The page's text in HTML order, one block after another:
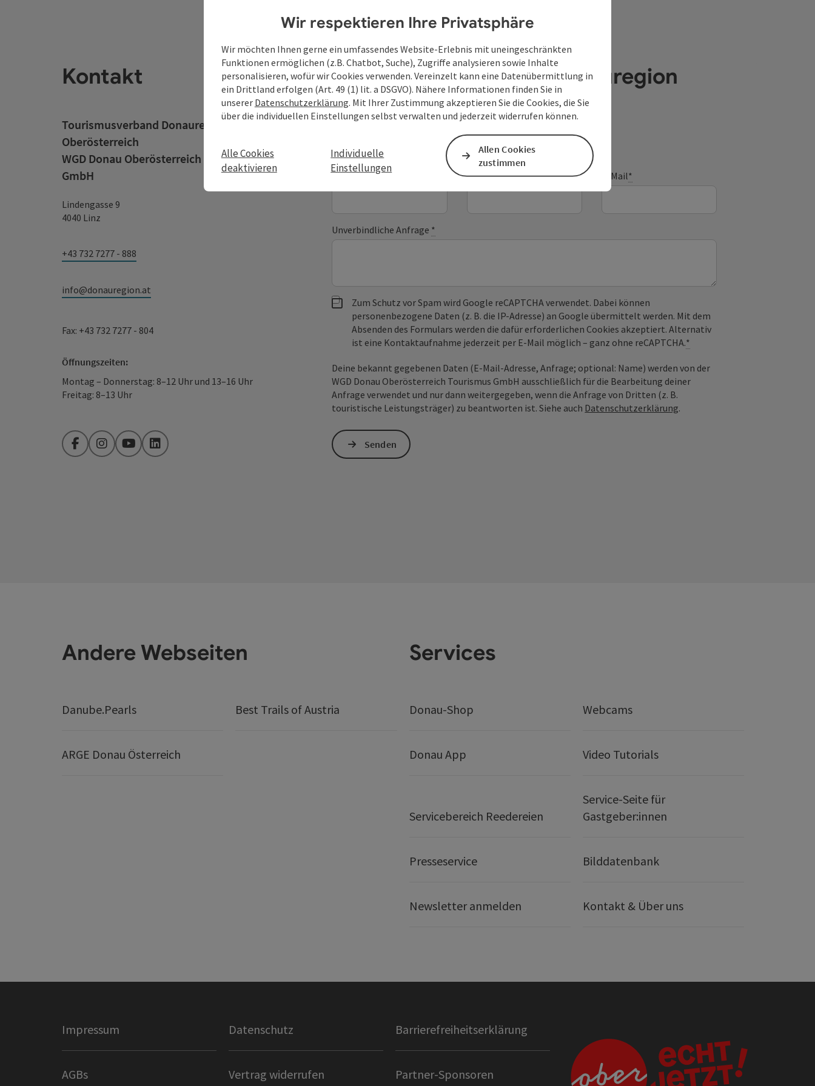
Kontakt
Tourismusverband Donauregion
Oberösterreich
WGD Donau Oberösterreich Tourismus
GmbH
Lindengasse 9
4040 Linz
+43 732 7277 - 888
info@donauregion.at
Fax: +43 732 7277 - 804
Öffnungszeiten:
Montag – Donnerstag: 8–12 Uhr und 13–16 Uhr
Freitag: 8–13 Uhr
FacebookInstagramYouTubeLinkedIn
Deine Anfrage an die Donauregion
Oberösterreich
Felder mit* sind Pflichtfelder
Vorname Nachname E-Mail*
Unverbindliche Anfrage *
Zum Schutz vor Spam wird Google reCAPTCHA verwendet. Dabei können
personenbezogene Daten (z. B. die IP-Adresse) an Google übermittelt werden. Mit dem
Absenden des Formulars werden die dafür erforderlichen Cookies akzeptiert. Alternativ
ist eine Kontaktaufnahme jederzeit per E-Mail möglich – ganz ohne reCAPTCHA.*
Deine bekannt gegebenen Daten (E-Mail-Adresse, Anfrage; optional: Name) werden von der
WGD Donau Oberösterreich Tourismus GmbH ausschließlich für die Bearbeitung deiner
Anfrage verwendet und nur dann weitergegeben, wenn die Anfrage von Dritten (z. B.
touristische Leistungsträger) zu beantworten ist. Siehe auch Datenschutzerklärung.
Senden
Andere Webseiten
Danube.Pearls Best Trails of Austria
ARGE Donau Österreich
Services
Donau-Shop Webcams
Donau App Video Tutorials
Servicebereich Reedereien
Service-Seite für
Gastgeber:innen
Presseservice Bilddatenbank
Newsletter anmelden Kontakt & Über uns
Impressum Datenschutz Barrierefreiheitserklärung
AGBs Vertrag widerrufen Partner-Sponsoren
Wir respektieren Ihre Privatsphäre
Wir möchten Ihnen gerne ein umfassendes Website-Erlebnis mit uneingeschränkten
Funktionen ermöglichen (z.B. Chatbot, Suche), Zugriffe analysieren sowie Inhalte
personalisieren, wofür wir Cookies verwenden. Vereinzelt kann eine Datenübermittlung in
ein Drittland erfolgen (Art. 49 (1) lit. a DSGVO). Nähere Informationen finden Sie in
unserer Datenschutzerklärung. Mit Ihrer Zustimmung akzeptieren Sie die Cookies, die Sie
über die individuellen Einstellungen selbst verwalten und jederzeit widerrufen können.
Alle Cookies
deaktivieren
Individuelle
Einstellungen
Allen Cookies
zustimmen